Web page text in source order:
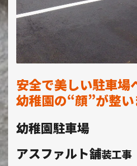
安全で美しい駐車場
幼稚園の“顔”が整い
幼稚園駐車場
アスファルト舗装工事